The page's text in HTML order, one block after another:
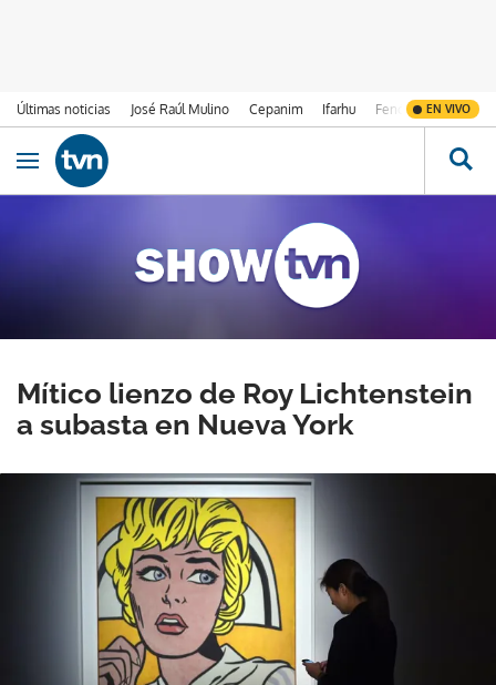
Últimas noticias José Raúl Mulino Cepanim Ifarhu Fenómeno de El
EN VIVO
Ir al contenido
Obrir navegació
Mítico lienzo de Roy Lichtenstein
a subasta en Nueva York